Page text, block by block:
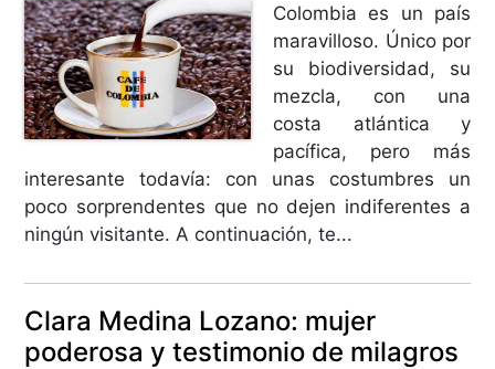
Colombia es un país
maravilloso. Único por
su biodiversidad, su
mezcla, con una
costa atlántica y
pacífica, pero más
interesante todavía: con unas costumbres un
poco sorprendentes que no dejen indiferentes a
ningún visitante. A continuación, te...
Clara Medina Lozano: mujer
poderosa y testimonio de milagros